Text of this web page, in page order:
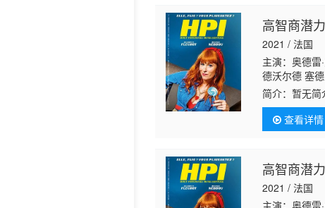
高智商潜
2021 / 法国
主演：奥德雷
德沃尔德 塞
里克·薛内斯
简介：暂无简
查看详情
高智商潜
2021 / 法国
主演：奥德